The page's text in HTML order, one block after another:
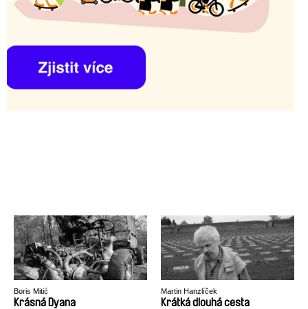
Boris Mitić
Krásná Dyana
Martin Hanzlíček
Krátká dlouhá cesta